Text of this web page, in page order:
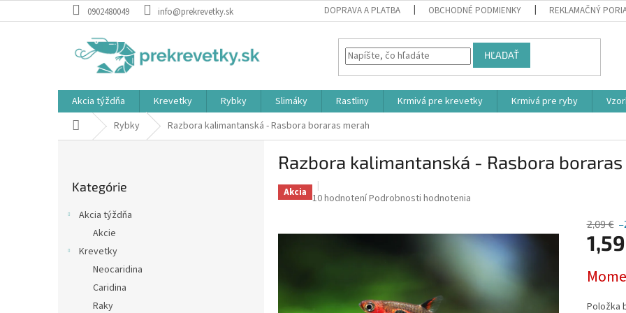
na
0902480049 info@prekrevetky.sk DOPRAVA A PLATBA OBCHODNÉ PODMIENKY REKLAMAČNÝ
HĽADAŤ
Akcia týždňa Krevetky Rybky Slimáky Rastliny Krmivá pre krevetky Krmivá pre ryby
DomovRybky Razbora kalimantanská - Rasbora boraras merah
kategórie
Kategórie
Akcia týždňa
Akcie
Krevetky
Neocaridina
Caridina
Raky
Razbora kalimantanská - Rasbora
Akcia Priemerné
je
10 hodnoteníPodrobnosti hodnotenia
2,09 €
cena:
Položka